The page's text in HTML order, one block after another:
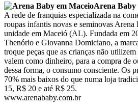
Arena Baby
A rede de franquias especializada na
roupas infantis novas e seminovas
unidade em Maceió (AL). Fundada em
Thenório e Giovanna Domiciano, a
troque peças que as crianças não
valem como dinheiro, para a compra de
dessa forma, o consumo consciente. Os
70% mais baixos do que numa loja
15, R$ 20 e até R$ 25.
www.arenababy.com.br